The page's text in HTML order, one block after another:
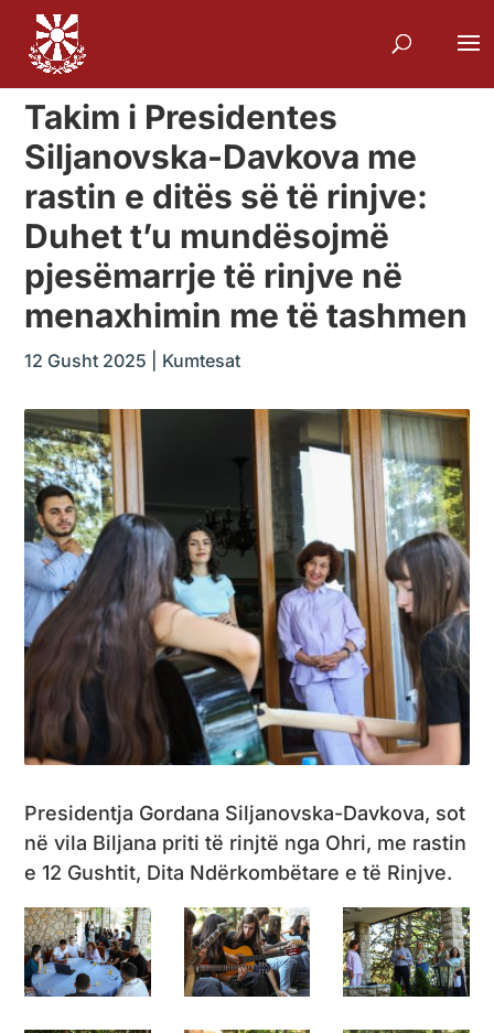
Takim i Presidentes
Siljanovska-Davkova me
rastin e ditës së të rinjve:
Duhet t’u mundësojmë
pjesëmarrje të rinjve në
menaxhimin me të tashmen
12 Gusht 2025 Kumtesat
Presidentja Gordana Siljanovska-Davkova, sot
në vila Biljana priti të rinjtë nga Ohri, me rastin
e 12 Gushtit, Dita Ndërkombëtare e të Rinjve.